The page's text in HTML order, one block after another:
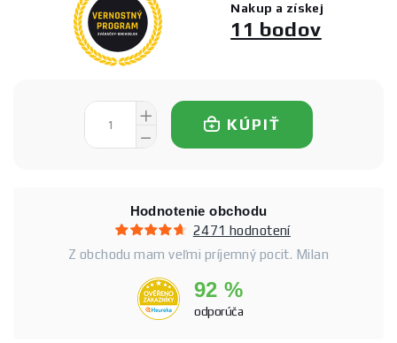
Nakup a získej
11 bodov
KÚPIŤ
Hodnotenie obchodu
2471 hodnotení
Z obchodu mam veľmi príjemný pocit. Milan
92 %
odporúča